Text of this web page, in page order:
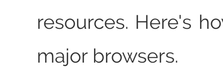
resources. Here's
major browsers.